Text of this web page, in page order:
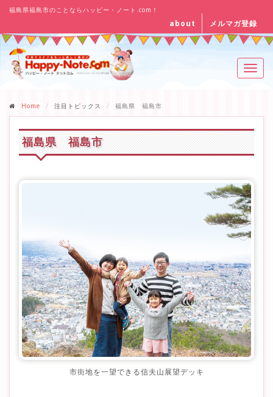
福島県福島市のことならハッピー・ノート.com！
about メルマガ登録
Home 注目トピックス 福島県 福島市
福島県 福島市
市街地を一望できる信夫山展望デッキ